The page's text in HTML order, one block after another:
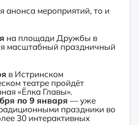
анонса мероприятий, то и
на площади Дружбы в
масштабный праздничный
в Истринском
театре пройдёт
«Ёлка Главы».
по 9 января — уже
праздники во
30 интерактивных